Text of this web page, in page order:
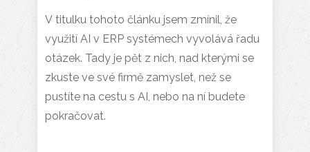
V titulku tohoto článku jsem zmínil, že
využití AI v ERP systémech vyvolává řadu
otázek. Tady je pět z nich, nad kterými se
zkuste ve své firmě zamyslet, než se
pustíte na cestu s AI, nebo na ní budete
pokračovat.